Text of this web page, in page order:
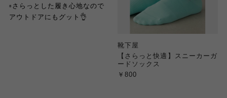
▫︎さらっとした履き心地なので
アウトドアにもグット👌
靴下屋
【さらっと快適】スニーカーガ
ードソックス
￥800